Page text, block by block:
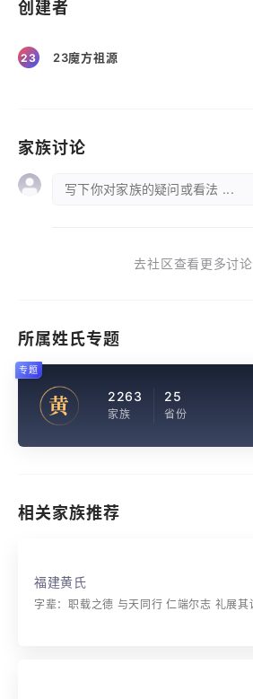
创建者
23 23魔方祖源
家族讨论
写下你对家族的疑问或看法 ...
去社区查看更多讨论
所属姓氏专题
黄 2263
家族
25
省份
专题
相关家族推荐
福建黄氏